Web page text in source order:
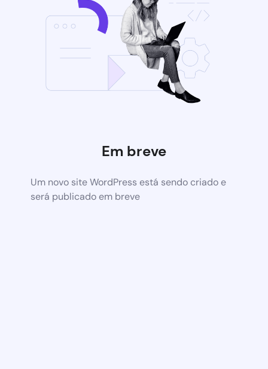
Em breve
Um novo site WordPress está sendo criado e
será publicado em breve